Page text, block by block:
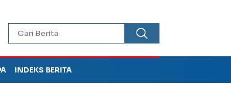
INDEKS BERITA